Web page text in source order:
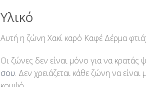
Υλικό
Αυτή η ζώνη Χακί καρό Καφέ Δέρμα
Οι ζώνες δεν είναι μόνο για να
σου. Δεν χρειάζεται κάθε ζώνη να